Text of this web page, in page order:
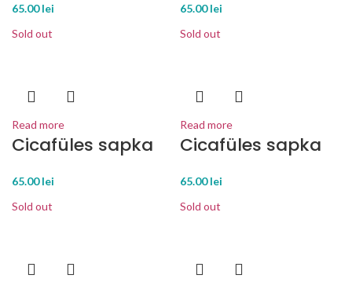
65.00lei 65.00lei
Sold out
Read more
Cicafüles sapka
65.00lei
Sold out
Read more
Cicafüles sapka
65.00lei
Sold out
Sold out